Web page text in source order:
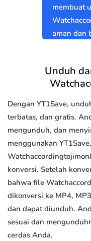
membuat
aman dan
Unduh
Dengan YT1Save,
terbatas, dan gratis.
mengunduh, dan
menggunakan
konversi. Setelah
bahwa file
dikonversi ke MP4,
dan dapat diunduh.
sesuai dan
cerdas Anda.